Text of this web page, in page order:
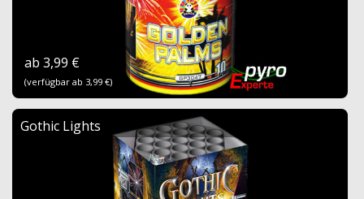
ab 3,99 €
(verfügbar ab 3,99 €)
Gothic Lights